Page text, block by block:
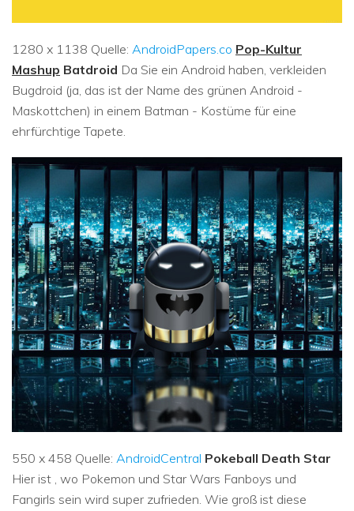
1280 x 1138 Quelle: AndroidPapers.co Pop-Kultur
Mashup Batdroid Da Sie ein Android haben, verkleiden
Bugdroid (ja, das ist der Name des grünen Android -
Maskottchen) in einem Batman - Kostüme für eine
ehrfürchtige Tapete.
550 x 458 Quelle: AndroidCentral Pokeball Death Star
Hier ist , wo Pokemon und Star Wars Fanboys und
Fangirls sein wird super zufrieden. Wie groß ist diese